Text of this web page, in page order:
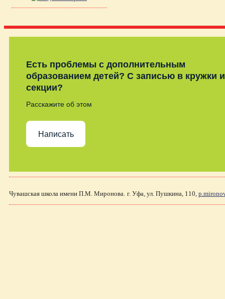
Есть проблемы с дополнительным
образованием детей? С записью в кружки и
секции?
Расскажите об этом
Написать
Чувашская школа имени П.М. Миронова. г. Уфа, ул. Пушкина, 110,